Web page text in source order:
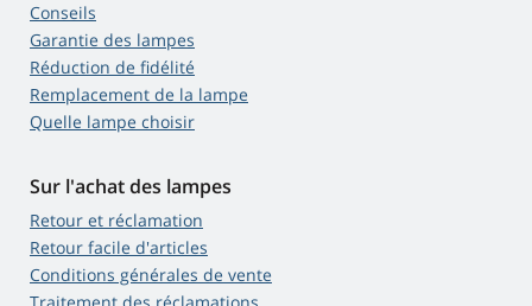
Conseils
Garantie des lampes
Réduction de fidélité
Remplacement de la lampe
Quelle lampe choisir
Sur l'achat des lampes
Retour et réclamation
Retour facile d'articles
Conditions générales de vente